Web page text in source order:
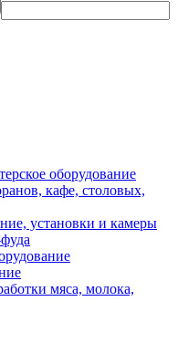
оборудование
кафе, столовых,
установки и камеры
мяса, молока,